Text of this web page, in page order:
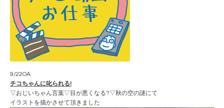
9/22OA
チコちゃんに叱られる!
▽おじいちゃん言葉▽目が悪くなる?▽秋の空の謎にて
イラストを描かさせて頂きました